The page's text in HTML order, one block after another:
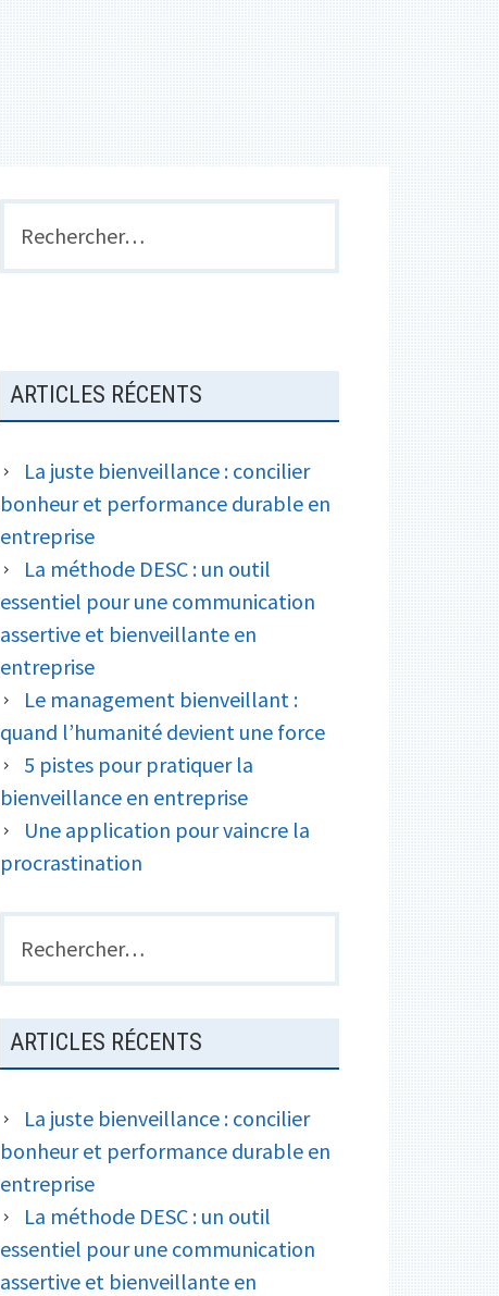
BARRE
LATÉRALE
ARTICLES RÉCENTS
La juste bienveillance : concilier
bonheur et performance durable en
entreprise
La méthode DESC : un outil
essentiel pour une communication
assertive et bienveillante en
entreprise
Le management bienveillant :
quand l’humanité devient une force
5 pistes pour pratiquer la
bienveillance en entreprise
Une application pour vaincre la
procrastination
ARTICLES RÉCENTS
La juste bienveillance : concilier
bonheur et performance durable en
entreprise
La méthode DESC : un outil
essentiel pour une communication
assertive et bienveillante en